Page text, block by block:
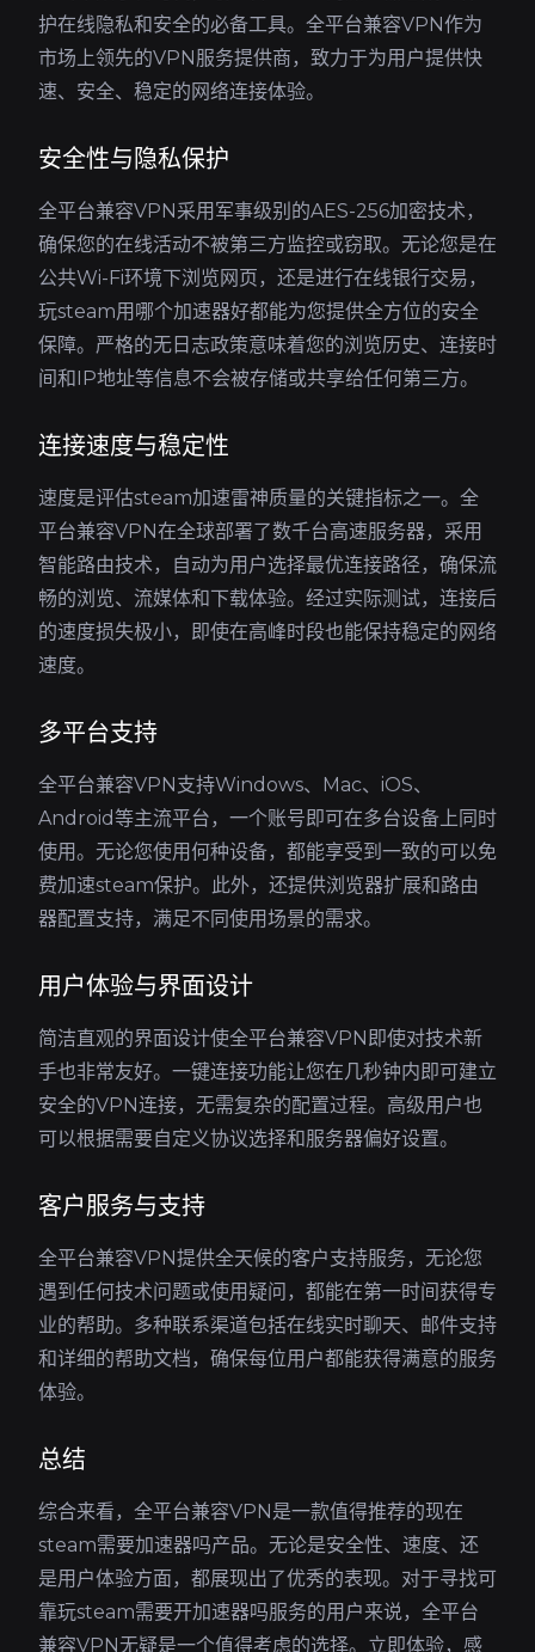
护在线隐私和安全的必备工具。全平台兼容VPN作为
市场上领先的VPN服务提供商，致力于为用户提供快
速、安全、稳定的网络连接体验。
安全性与隐私保护
全平台兼容VPN采用军事级别的AES-256加密技术，
确保您的在线活动不被第三方监控或窃取。无论您是在
公共Wi-Fi环境下浏览网页，还是进行在线银行交易，
玩steam用哪个加速器好都能为您提供全方位的安全
保障。严格的无日志政策意味着您的浏览历史、连接时
间和IP地址等信息不会被存储或共享给任何第三方。
连接速度与稳定性
速度是评估steam加速雷神质量的关键指标之一。全
平台兼容VPN在全球部署了数千台高速服务器，采用
智能路由技术，自动为用户选择最优连接路径，确保流
畅的浏览、流媒体和下载体验。经过实际测试，连接后
的速度损失极小，即使在高峰时段也能保持稳定的网络
速度。
多平台支持
全平台兼容VPN支持Windows、Mac、iOS、
Android等主流平台，一个账号即可在多台设备上同时
使用。无论您使用何种设备，都能享受到一致的可以免
费加速steam保护。此外，还提供浏览器扩展和路由
器配置支持，满足不同使用场景的需求。
用户体验与界面设计
简洁直观的界面设计使全平台兼容VPN即使对技术新
手也非常友好。一键连接功能让您在几秒钟内即可建立
安全的VPN连接，无需复杂的配置过程。高级用户也
可以根据需要自定义协议选择和服务器偏好设置。
客户服务与支持
全平台兼容VPN提供全天候的客户支持服务，无论您
遇到任何技术问题或使用疑问，都能在第一时间获得专
业的帮助。多种联系渠道包括在线实时聊天、邮件支持
和详细的帮助文档，确保每位用户都能获得满意的服务
体验。
总结
综合来看，全平台兼容VPN是一款值得推荐的现在
steam需要加速器吗产品。无论是安全性、速度、还
是用户体验方面，都展现出了优秀的表现。对于寻找可
靠玩steam需要开加速器吗服务的用户来说，全平台
兼容VPN无疑是一个值得考虑的选择。立即体验，感